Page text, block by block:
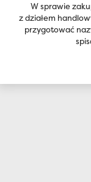
W sprawie
z działem
przygotować